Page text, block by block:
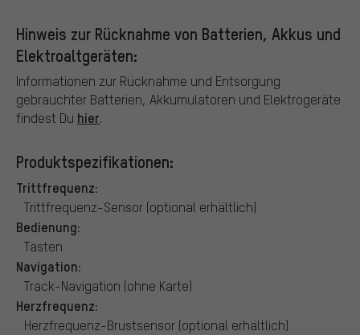
Hinweis zur Rücknahme von Batterien, Akkus und
Elektroaltgeräten:
Informationen zur Rücknahme und Entsorgung
gebrauchter Batterien, Akkumulatoren und Elektrogeräte
findest Du hier.
Produktspezifikationen:
Trittfrequenz:
Trittfrequenz-Sensor (optional erhältlich)
Bedienung:
Tasten
Navigation:
Track-Navigation (ohne Karte)
Herzfrequenz:
Herzfrequenz-Brustsensor (optional erhältlich)